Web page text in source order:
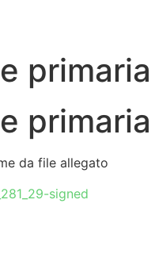
da file allegato
signed